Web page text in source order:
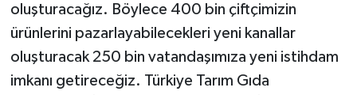
oluşturacağız. Böylece 400 bin çiftçimizin
ürünlerini pazarlayabilecekleri yeni kanallar
oluşturacak 250 bin vatandaşımıza yeni istihdam
imkanı getireceğiz. Türkiye Tarım Gıda